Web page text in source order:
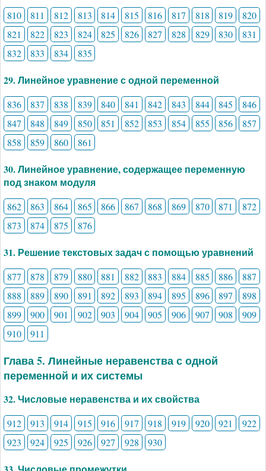
810 811 812 813 814 815 816 817 818 819
820
821
822 823 824 825 826 827 828 829 830
831
832
833 834 835
29. Линейное уравнение с одной переменной
836 837 838 839 840 841 842 843 844 845
846
847
848 849 850 851 852 853 854 855 856
857
858
859 860 861
30. Линейное уравнение, содержащее переменную
под знаком модуля
862 863 864 865 866 867 868 869 870 871
872
873
874 875 876
31. Решение текстовых задач с помощью уравнений
877 878 879 880 881 882 883 884 885 886
887
888
889 890 891 892 893 894 895 896 897
898
899
900 901 902 903 904 905 906 907 908
909
910
911
Глава 5. Линейные неравенства с одной
переменной и их системы
32. Числовые неравенства и их свойства
912 913 914 915 916 917 918 919 920 921
922
923
924 925 926 927 928 930